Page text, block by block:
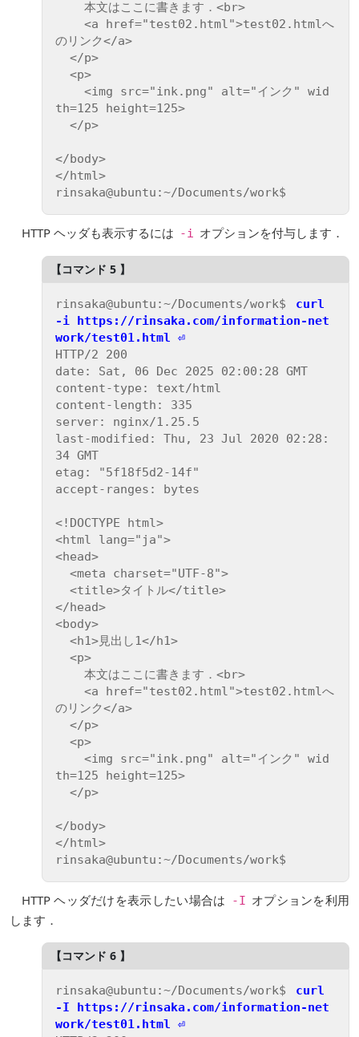
のリンク</a>
th=125 height=125>
</body>
</html>
HTTP ヘッダも表示するには -i オプションを付与します．
rinsaka@ubuntu:~/Documents/work$
curl
-i https://rinsaka.com/information-net
work/test01.html ⏎
HTTP/2 200
date: Sat, 06 Dec 2025 02:00:28 GMT
content-type: text/html
content-length: 335
server: nginx/1.25.5
last-modified: Thu, 23 Jul 2020 02:28:
34 GMT
etag: "5f18f5d2-14f"
accept-ranges: bytes
<!DOCTYPE html>
<html lang="ja">
<head>
</head>
<body>
のリンク</a>
th=125 height=125>
</body>
</html>
HTTP ヘッダだけを表示したい場合は -I オプションを利用
します．
rinsaka@ubuntu:~/Documents/work$
curl
-I https://rinsaka.com/information-net
work/test01.html ⏎